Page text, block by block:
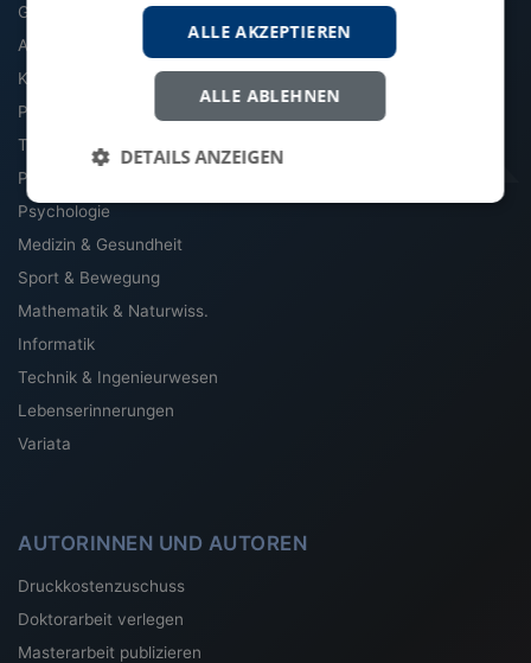
Geschichte
Archäologie & Altertum
Kultur, Kunst & Musik
Philosophie
Theologie & Religion
Pädagogik
Psychologie
Medizin & Gesundheit
Sport & Bewegung
Mathematik & Naturwiss.
Informatik
Technik & Ingenieurwesen
Lebenserinnerungen
Variata
AUTORINNEN UND AUTOREN
Druckkostenzuschuss
Doktorarbeit verlegen
Masterarbeit publizieren
ALLE AKZEPTIEREN
ALLE ABLEHNEN
DETAILS ANZEIGEN